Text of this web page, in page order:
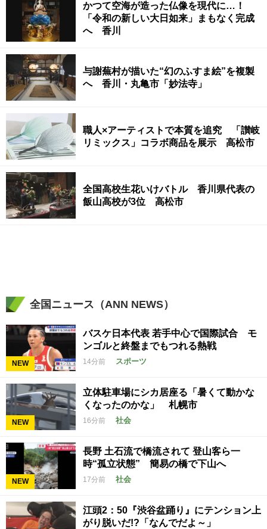
かつて空海が造った仏像を現代に…！
「令和の新しい大日如来」まもなく完成
へ 香川
与謝蕪村が描いた“幻のふすま絵”を複製
へ 香川・丸亀市「妙法寺」
職人×アーティストで本質を追究 「讃岐
リミックス」コラボ商品を展示 高松市
全国高校生花いけバトル 香川県代表の
飯山高校が3位 高松市
全国ニュース（ANN NEWS）
NEW
バスケ日本代表 若手中心で国際試合 モ
ンゴルと終盤までもつれる熱戦
14分前 スポーツ
NEW
立体駐車場にシカ居座る「暑くて動かな
くなったのかな」 札幌市
16分前 社会
NEW
長野 土石流で橋流されて 登山客ら一
時“孤立状態” 簡易の橋で下山へ
17分前 社会
江頭2：50『渋谷盆踊り』にテンション上
がり脱いだ!?「なんでだよ～」